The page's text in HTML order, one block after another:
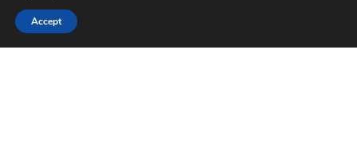
Consiliul European
Jurnalul Oficial al Uniunii Europene
Accept